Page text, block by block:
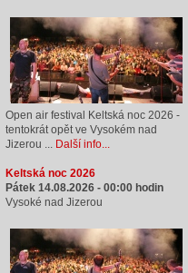
Open air festival Keltská noc 2026 -
tentokrát opět ve Vysokém nad
Jizerou ... Další info...
Keltská noc 2026
Pátek 14.08.2026 - 00:00 hodin
Vysoké nad Jizerou